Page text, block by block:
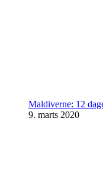
Maldiverne: 12
9. marts 2020